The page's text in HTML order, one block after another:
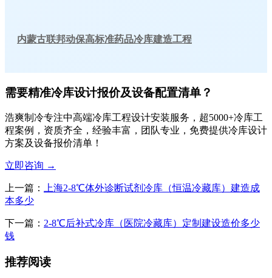
内蒙古联邦动保高标准药品冷库建造工程
需要精准冷库设计报价及设备配置清单？
浩爽制冷专注中高端冷库工程设计安装服务，超5000+冷库工
程案例，资质齐全，经验丰富，团队专业，免费提供冷库设计
方案及设备报价清单！
立即咨询 →
上一篇：
上海2-8℃体外诊断试剂冷库（恒温冷藏库）建造成
本多少
下一篇： 2-8℃后补式冷库（医院冷藏库）定制建设造价多少
钱
推荐阅读